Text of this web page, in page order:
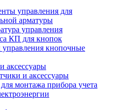
управления для
арматуры
управления
КП для кнопок
кнопочные
аксессуары
и аксессуары
монтажа прибора учета